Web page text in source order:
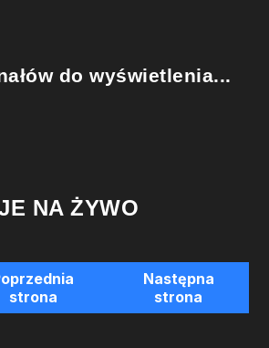
do wyświetlenia...
NA ŻYWO
strona
Następna
strona